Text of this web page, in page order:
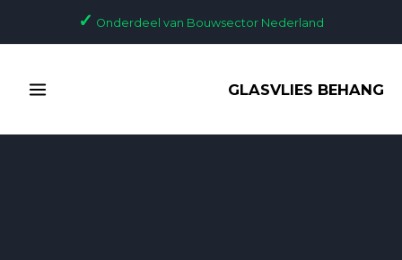
✓ Onderdeel van Bouwsector Nederland
MENU
GLASVLIES BEHANG